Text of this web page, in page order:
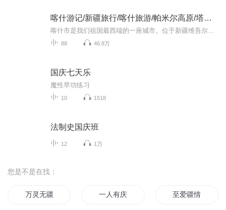
喀什游记/新疆旅行/喀什旅游/帕米尔高原/塔莎古道
88 46.8万
国庆七天乐
魔性早功练习
10 1518
法制史国庆班
12 1万
您是不是在找：
万灵无疆 一人有庆 至爱疆情